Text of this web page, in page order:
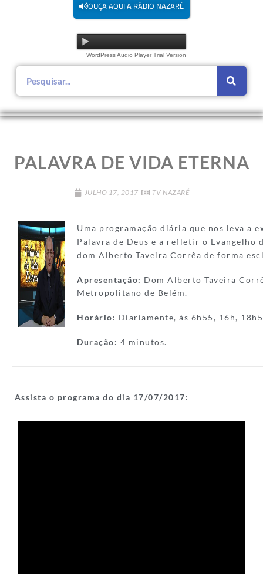
OUÇA AQUI A RÁDIO NAZARÉ
WordPress Audio Player Trial Version
PALAVRA DE VIDA ETERNA
JULHO 17, 2017 TV NAZARÉ
Uma programação diária que nos leva a
Palavra de Deus e a refletir o Evangelho
dom Alberto Taveira Corrêa de forma
Apresentação: Dom Alberto Taveira
Metropolitano de Belém.
Horário: Diariamente, às 6h55, 16h,
Duração: 4 minutos.
Assista o programa do dia 17/07/2017: